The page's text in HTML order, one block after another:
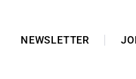
NEWSLETTER